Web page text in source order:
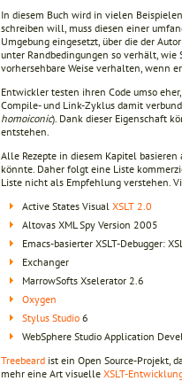
In diesem Buch wird in vielen
schreiben will, muss diesen einer
Umgebung eingesetzt, über die der
unter Randbedingungen so verhält,
vorhersehbare Weise verhalten, wenn
Entwickler testen ihren Code umso
Compile- und Link-Zyklus damit
homoiconic). Dank dieser Eigenschaft
entstehen.
Alle Rezepte in diesem Kapitel
könnte. Daher folgt eine Liste
Liste nicht als Empfehlung verstehen.
Active States Visual XSLT 2.0
Altovas XML Spy Version 2005
Emacs-basierter XSLT-Debugger:
Exchanger
MarrowSofts Xselerator 2.6
Oxygen
Stylus Studio 6
WebSphere Studio Application
Treebeard ist ein Open Source-Projekt,
mehr eine Art visuelle XSLT-